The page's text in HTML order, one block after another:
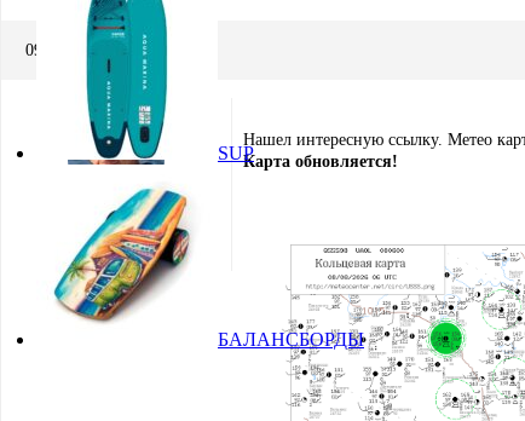
SUP
БАЛАНСБОРДЫ
09.04.2015 в 05:24
Игорь Кремнёв
Хранитель
Нашел интересную ссылку. Метео
Карта обновляется!